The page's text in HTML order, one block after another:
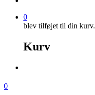
0
blev tilføjet til din kurv.
Kurv
0